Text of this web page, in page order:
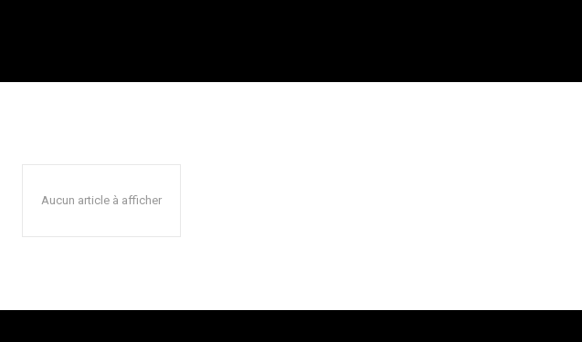
Aucun article à afficher